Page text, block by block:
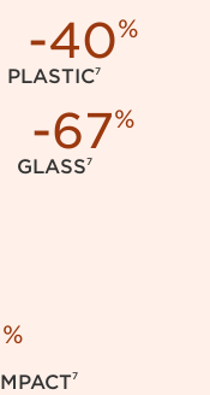
-40%
PLASTIC7
-67%
GLASS7
%
7